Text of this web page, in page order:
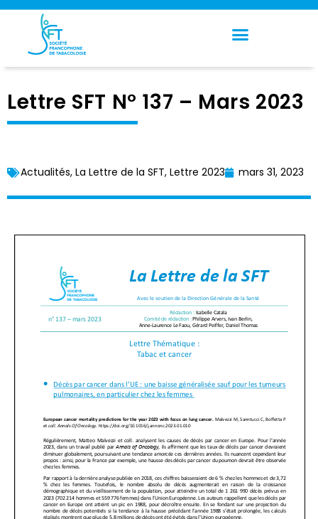
Panneau de gestion des cookies
Lettre SFT N° 137 – Mars 2023
Actualités, La Lettre de la SFT, Lettre 2023 mars 31, 2023